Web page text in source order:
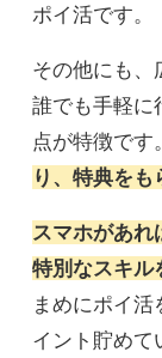
D 民泊
ポイ活です。
その他にも、
誰でも手軽に
点が特徴です。
り、特典を
スマホがあれ
特別なスキル
まめにポイ
イント貯めて